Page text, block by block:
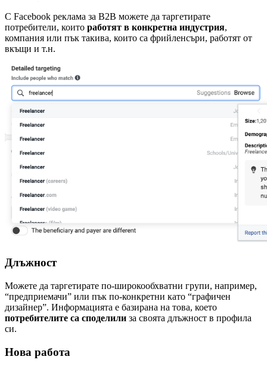
С Facebook рекламa за B2B можете да таргетирате
потребители, които работят в конкретна индустрия,
компания или пък такива, които са фрийленсъри, работят от
вкъщи и т.н.
Длъжност
Можете да таргетирате по-широкообхватни групи, например,
“предприемачи” или пък по-конкретни като “графичен
дизайнер”. Информацията е базирана на това, което
потребителите са споделили за своята длъжност в профила
си.
Нова работа